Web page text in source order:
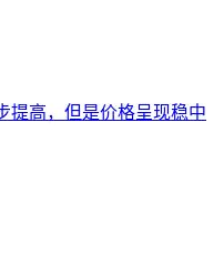
提高，但是价格呈现稳中